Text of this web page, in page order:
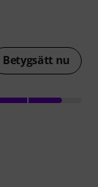
Betygsätt nu